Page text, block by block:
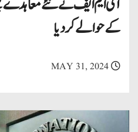
کے حوالے کردیا
MAY 31, 2024